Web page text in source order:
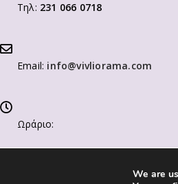
Τηλ: 231 066 0718
Email: info@vivliorama.com
Ωράριο:
Δευτ-Παρ: 9:00-14:00 / 17:00-21:00
We are